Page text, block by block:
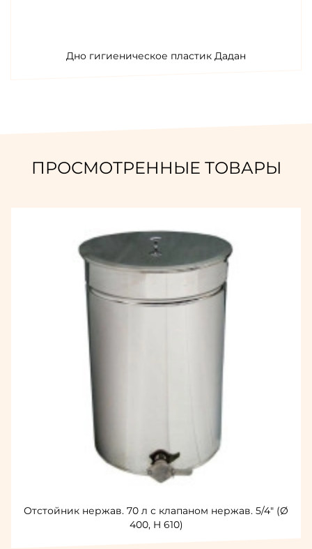
Дно гигиеническое пластик Дадан
ПРОСМОТРЕННЫЕ ТОВАРЫ
Отстойник нержав. 70 л с клапаном нержав. 5/4" (Ø
400, H 610)